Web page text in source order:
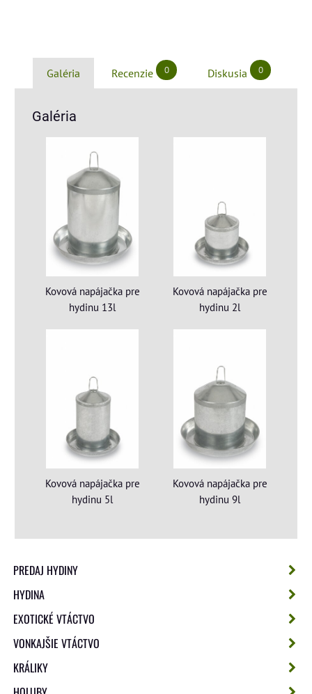
Galéria Recenzie 0 Diskusia 0
Galéria
Kovová napájačka pre
hydinu 13l
Kovová napájačka pre
hydinu 2l
Kovová napájačka pre
hydinu 5l
Kovová napájačka pre
hydinu 9l
PREDAJ HYDINY
HYDINA
EXOTICKÉ VTÁCTVO
VONKAJŠIE VTÁCTVO
KRÁLIKY